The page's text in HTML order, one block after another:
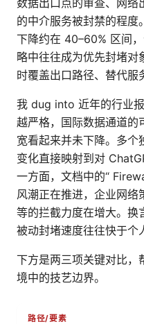
的中介服务被封禁的程度
下降约在 40–60% 区间
略中往往成为优先封堵对
时覆盖出口路径、替代服
我 dug into 近年的行业
越严格，国际数据通道的
宽看起来并未下降。多个
变化直接映射到对
一方面，文档中的“
风潮正在推进，企业网络
等的拦截力度在增大。换
被动封堵速度往往快于个
下方是两三项关键对比，
境中的技艺边界。
路径/要素